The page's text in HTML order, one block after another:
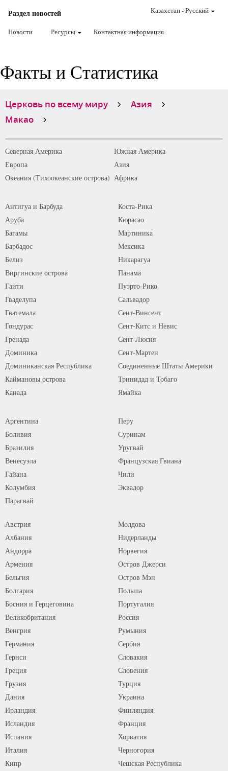
Раздел новостей
Новости Ресурсы Контактная информация
Казахстан-Pусский
Факты и Статистика
Церковь по всему миру
Азия
Макао
Северная Америка
Южная Америка
Европа
Азия
Океания (Тихоокеанские острова) Африка
Антигуа и Барбуда
Аруба
Багамы
Барбадос
Белиз
Виргинские острова
Гаити
Гваделупа
Гватемала
Гондурас
Гренада
Доминика
Доминиканская Республика
Каймановы острова
Канада
Коста-Рика
Кюрасао
Мартиника
Мексика
Никарагуа
Панама
Пуэрто-Рико
Сальвадор
Сент-Винсент
Сент-Китс и Невис
Сент-Люсия
Сент-Мартен
Соединенные Штаты Америки
Тринидад и Тобаго
Ямайка
Аргентина
Боливия
Бразилия
Венесуэла
Гайана
Колумбия
Парагвай
Перу
Суринам
Уругвай
Французская Гвиана
Чили
Эквадор
Австрия
Албания
Андорра
Армения
Бельгия
Болгария
Босния и Герцеговина
Великобритания
Венгрия
Германия
Гернси
Греция
Грузия
Дания
Ирландия
Исландия
Испания
Италия
Кипр
Молдова
Нидерланды
Норвегия
Остров Джерси
Остров Мэн
Польша
Португалия
Россия
Румыния
Сербия
Словакия
Словения
Турция
Украина
Финляндия
Франция
Хорватия
Черногория
Чешская Республика